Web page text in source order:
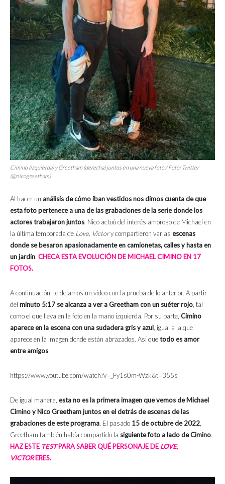
Cimino (izquierda) y Greetham (derecha) juntos en una nueva foto / Foto: Twitter
(@nicogreetham)
Al hacer un análisis de cómo iban vestidos nos dimos cuenta de que
esta foto pertenece a una de las grabaciones de la serie donde los
actores trabajaron juntos. Nico actuó del interés amoroso de Michael en
la última temporada de Love, Victory compartieron varias escenas
donde se besaron apasionadamente en camionetas, calles y hasta en
un jardín. CHECA ESTA EVOLUCIÓN DE MICHAEL CIMINO EN 17
FOTOS.
A continuación, te dejamos un video con la prueba de lo anterior. A partir
del minuto 5:17 se alcanza a ver a Greetham con un suéter rojo, tal
como el que lleva en la foto en la mano izquierda. Por su parte, Cimino
aparece en la escena con una sudadera gris y azul, igual a la que
aparece en la imagen donde están abrazados. Así quetodo es amor
entre amigos.
https://www.youtube.com/watch?v=_Fy1s0m-Wzk&t=355s
De igual manera, esta no es la primera imagen que vemos de Michael
Cimino y Nico Greetham juntos en el detrás de escenas de las
grabaciones de este programa. El pasado 15 de octubre de 2022,
Greetham también había compartido la siguiente foto a lado de Cimino.
HAZ ESTE TESTPARA SABER QUÉ PERSONAJE DE LOVE,
VICTORERES.